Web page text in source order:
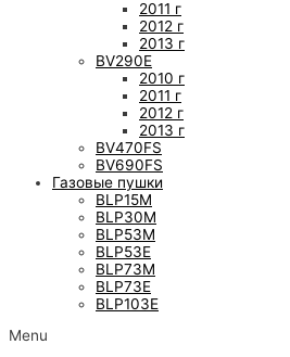
2011 г
2012 г
2013 г
BV290E
2010 г
2011 г
2012 г
2013 г
BV470FS
BV690FS
Газовые пушки
BLP15M
BLP30M
BLP53M
BLP53E
BLP73M
BLP73E
BLP103E
Menu